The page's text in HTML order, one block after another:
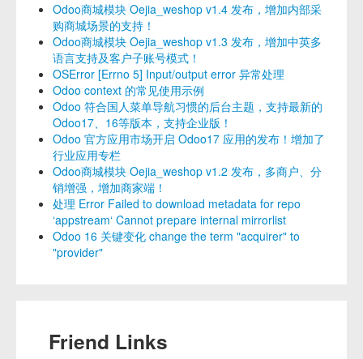
Odoo商城模块 Oejia_weshop v1.4 发布，增加内部采
购商城场景的支持！
Odoo商城模块 Oejia_weshop v1.3 发布，增加中英多
语言支持及客户子账号模式！
OSError [Errno 5] Input/output error 异常处理
Odoo context 的常见使用示例
Odoo 符合国人菜单导航习惯的后台主题，支持最新的
Odoo17、16等版本，支持企业版！
Odoo 官方应用市场开启 Odoo17 应用的发布！增加了
行业应用专栏
Odoo商城模块 Oejia_weshop v1.2 发布，多商户、分
销增强，增加商家端！
处理 Error Failed to download metadata for repo
‘appstream‘ Cannot prepare internal mirrorlist
Odoo 16 关键变化 change the term "acquirer" to
"provider"
Friend Links